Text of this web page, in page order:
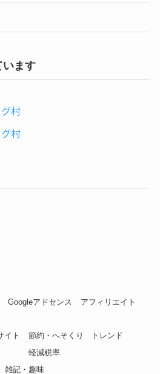
います
村
村
Googleアドセンス アフィリエイト
イト
節約・へそくり
軽減税率
トレンド
雑記・趣味